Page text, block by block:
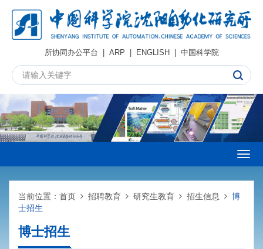
所协同办公平台 | ARP | ENGLISH| 中国科学院
当前位置： 首页 招聘教育 研究生教育 招生信息
博
士招生
博士招生